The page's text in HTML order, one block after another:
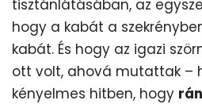
tisztánlátásában, az
hogy a kabát a
kabát. És hogy az igazi
ott volt, ahová mutattak –
kényelmes hitben, hogy